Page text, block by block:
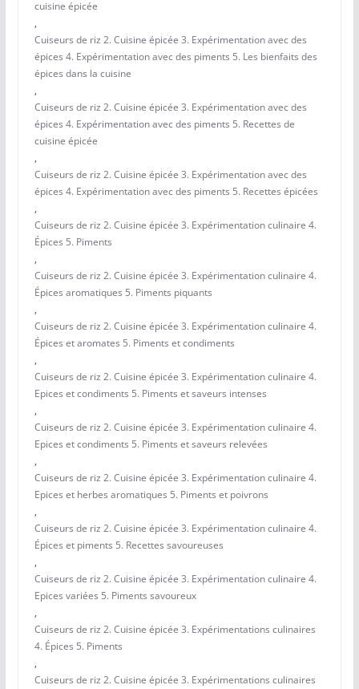
cuisine épicée
,
Cuiseurs de riz 2. Cuisine épicée 3. Expérimentation avec des
épices 4. Expérimentation avec des piments 5. Les bienfaits des
épices dans la cuisine
,
Cuiseurs de riz 2. Cuisine épicée 3. Expérimentation avec des
épices 4. Expérimentation avec des piments 5. Recettes de
cuisine épicée
,
Cuiseurs de riz 2. Cuisine épicée 3. Expérimentation avec des
épices 4. Expérimentation avec des piments 5. Recettes épicées
,
Cuiseurs de riz 2. Cuisine épicée 3. Expérimentation culinaire 4.
Épices 5. Piments
,
Cuiseurs de riz 2. Cuisine épicée 3. Expérimentation culinaire 4.
Épices aromatiques 5. Piments piquants
,
Cuiseurs de riz 2. Cuisine épicée 3. Expérimentation culinaire 4.
Épices et aromates 5. Piments et condiments
,
Cuiseurs de riz 2. Cuisine épicée 3. Expérimentation culinaire 4.
Epices et condiments 5. Piments et saveurs intenses
,
Cuiseurs de riz 2. Cuisine épicée 3. Expérimentation culinaire 4.
Epices et condiments 5. Piments et saveurs relevées
,
Cuiseurs de riz 2. Cuisine épicée 3. Expérimentation culinaire 4.
Epices et herbes aromatiques 5. Piments et poivrons
,
Cuiseurs de riz 2. Cuisine épicée 3. Expérimentation culinaire 4.
Épices et piments 5. Recettes savoureuses
,
Cuiseurs de riz 2. Cuisine épicée 3. Expérimentation culinaire 4.
Epices variées 5. Piments savoureux
,
Cuiseurs de riz 2. Cuisine épicée 3. Expérimentations culinaires
4. Épices 5. Piments
,
Cuiseurs de riz 2. Cuisine épicée 3. Expérimentations culinaires